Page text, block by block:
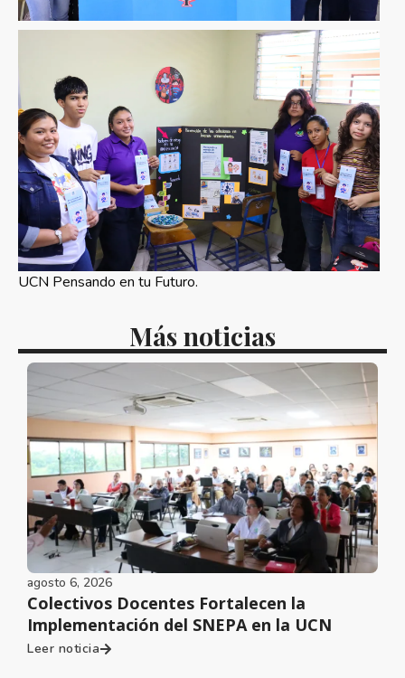
UCN Pensando en tu Futuro.
Más noticias
agosto 6, 2026
Colectivos Docentes Fortalecen la
Implementación del SNEPA en la UCN
Leer noticia